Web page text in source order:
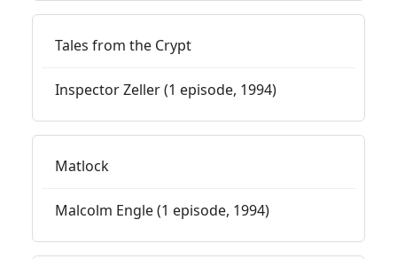
Tales from the Crypt
Inspector Zeller (1 episode, 1994)
Matlock
Malcolm Engle (1 episode, 1994)